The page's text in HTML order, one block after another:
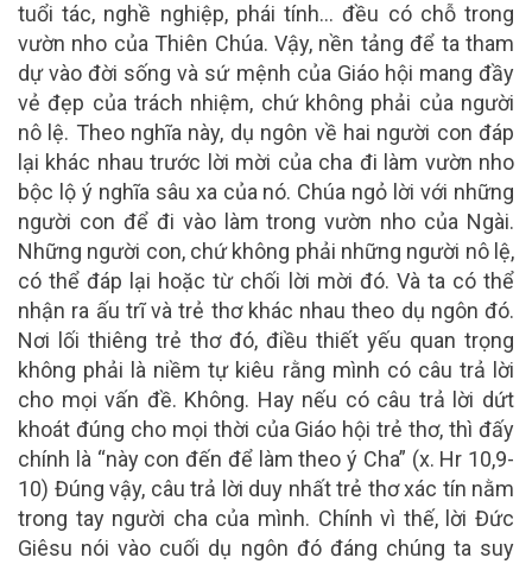
tuổi tác, nghề nghiệp, phái tính… đều có chỗ trong
vườn nho của Thiên Chúa. Vậy, nền tảng để ta tham
dự vào đời sống và sứ mệnh của Giáo hội mang đầy
vẻ đẹp của trách nhiệm, chứ không phải của người
nô lệ. Theo nghĩa này, dụ ngôn về hai người con đáp
lại khác nhau trước lời mời của cha đi làm vườn nho
bộc lộ ý nghĩa sâu xa của nó. Chúa ngỏ lời với những
người con để đi vào làm trong vườn nho của Ngài.
Những người con, chứ không phải những người nô lệ,
có thể đáp lại hoặc từ chối lời mời đó. Và ta có thể
nhận ra ấu trĩ và trẻ thơ khác nhau theo dụ ngôn đó.
Nơi lối thiêng trẻ thơ đó, điều thiết yếu quan trọng
không phải là niềm tự kiêu rằng mình có câu trả lời
cho mọi vấn đề. Không. Hay nếu có câu trả lời dứt
khoát đúng cho mọi thời của Giáo hội trẻ thơ, thì đấy
chính là “này con đến để làm theo ý Cha” (x. Hr 10,9-
10) Đúng vậy, câu trả lời duy nhất trẻ thơ xác tín nằm
trong tay người cha của mình. Chính vì thế, lời Đức
Giêsu nói vào cuối dụ ngôn đó đáng chúng ta suy